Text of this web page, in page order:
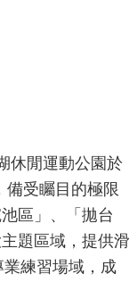
休閒運動公園於
備受矚目的極限
區」、「拋台
題區域，提供滑
練習場域，成